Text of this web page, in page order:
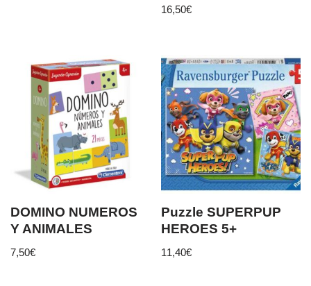
16,50€
DOMINO NUMEROS
Y ANIMALES
7,50€
Puzzle SUPERPUP
HEROES 5+
11,40€